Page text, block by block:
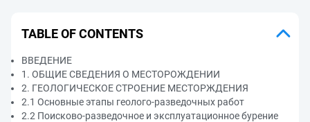
TABLE OF CONTENTS
ВВЕДЕНИЕ
1. ОБЩИЕ СВЕДЕНИЯ О МЕСТОРОЖДЕНИИ
2. ГЕОЛОГИЧЕСКОЕ СТРОЕНИЕ МЕСТОРЖДЕНИЯ
2.1 Основные этапы геолого-разведочных работ
2.2 Поисково-разведочное и эксплуатационное бурение